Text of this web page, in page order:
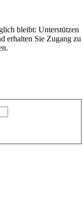
bleibt: Unterstützen
erhalten Sie Zugang zu